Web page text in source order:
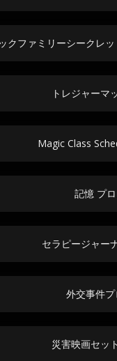
クファミリーシークレ
トレジャーマ
Magic Class
記憶 プ
セラピージャー
外交事件プ
災害映画セッ